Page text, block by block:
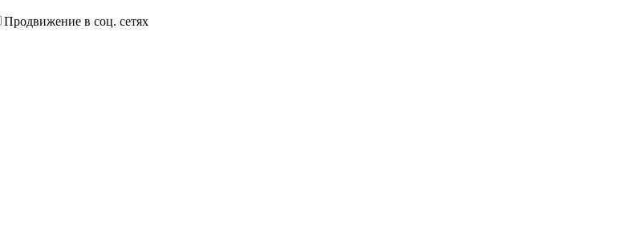
Продвижение в соц. сетях